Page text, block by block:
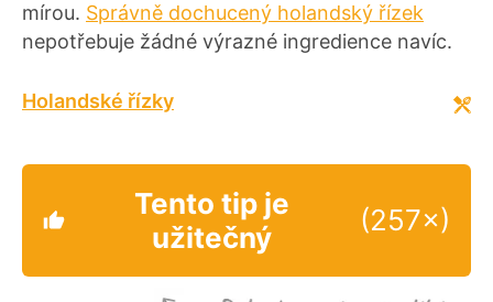
mírou. Správně dochucený holandský řízek
nepotřebuje žádné výrazné ingredience navíc.
Holandské řízky
Tento tip je
užitečný
(257×)